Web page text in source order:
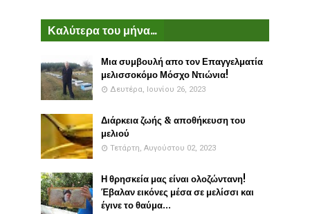
Καλύτερα του μήνα...
Μια συμβουλή απο τον Επαγγελματία
μελισσοκόμο Μόσχο Ντιώνια!
Δευτέρα, Ιουνίου 26, 2023
Διάρκεια ζωής & αποθήκευση του
μελιού
Τετάρτη, Αυγούστου 02, 2023
Η θρησκεία μας είναι ολοζώντανη!
Έβαλαν εικόνες μέσα σε μελίσσι και
έγινε το θαύμα...